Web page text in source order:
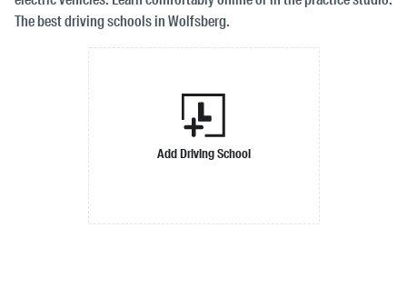
The best driving schools in Wolfsberg.
Add Driving School